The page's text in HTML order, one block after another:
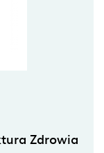
Zdrowia